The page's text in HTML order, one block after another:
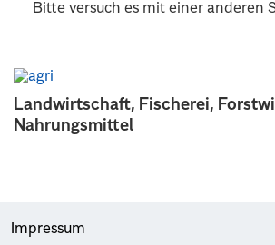
Landwirtschaft, Fischerei,
Nahrungsmittel
Bitte versuch es mit einer anderen
Impressum